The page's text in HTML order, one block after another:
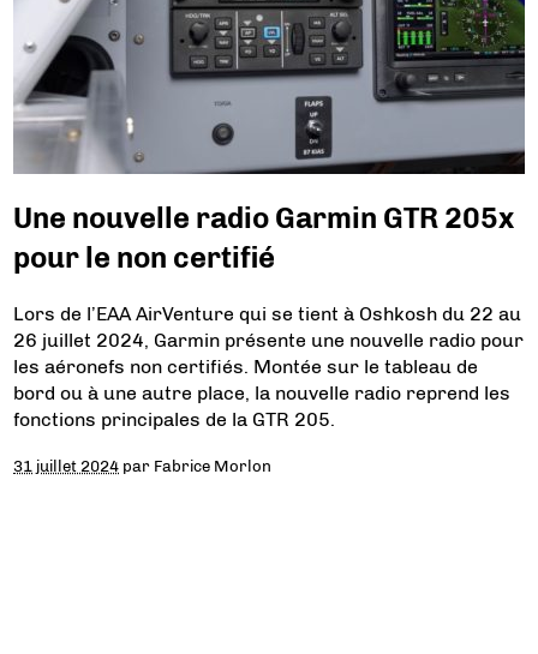
Une nouvelle radio Garmin GTR 205x
pour le non certifié
Lors de l’EAA AirVenture qui se tient à Oshkosh du 22 au
26 juillet 2024, Garmin présente une nouvelle radio pour
les aéronefs non certifiés. Montée sur le tableau de
bord ou à une autre place, la nouvelle radio reprend les
fonctions principales de la GTR 205.
31 juillet 2024 par Fabrice Morlon